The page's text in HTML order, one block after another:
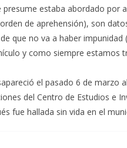
estaba abordado por
de aprehensión), son
que no va a haber impunidad
y como siempre estamos
el pasado 6 de marzo
del Centro de Estudios e
fue hallada sin vida en el